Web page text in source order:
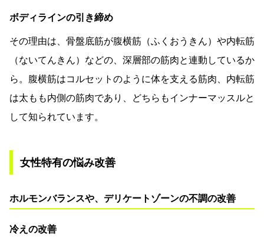
ボディラインの引き締め
その理由は、骨盤底筋が腹横筋（ふくおうきん）や内転筋
（ないてんきん）などの、深層部の筋肉と連動しているか
ら。腹横筋はコルセットのように体を支える筋肉、内転筋
は太もも内側の筋肉であり、どちらもインナーマッスルと
して知られています。
女性特有の悩み改善
ホルモンバランスや、デリケートゾーンの不調の改善
冷えの改善